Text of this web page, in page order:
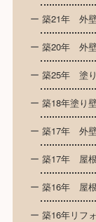
築21年 外
築20年 外
築25年 塗
築18年塗り
築17年 外
築17年 屋
築16年 屋
築16年リフ